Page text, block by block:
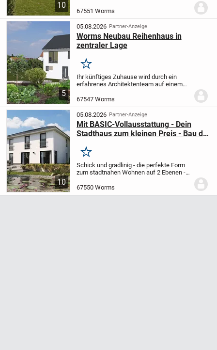
10
Treppensteigen verzichten möchten. In
diesem Haus können Sie sich ohne lange
Wege...
67551 Worms
5
05.08.2026 Partner-Anzeige
Worms Neubau Reihenhaus in
zentraler Lage
Merken
Ihr künftiges Zuhause wird durch ein
erfahrenes Architektenteam auf einem
Reihenhaus in bewährter
Massivbauweise errichtet.
Planungswünsche können noch
berücksicht...
67547 Worms
10
05.08.2026 Partner-Anzeige
Mit BASIC-Vollausstattung - Dein
Stadthaus zum kleinen Preis - Bau dir
Feierabend auf der Terrasse!
Merken
Schick und gradlinig - die perfekte Form
zum stadtnahen Wohnen auf 2 Ebenen -
Komfortverlust.
im Obergeschoss eine Ankleide im
67550 Worms